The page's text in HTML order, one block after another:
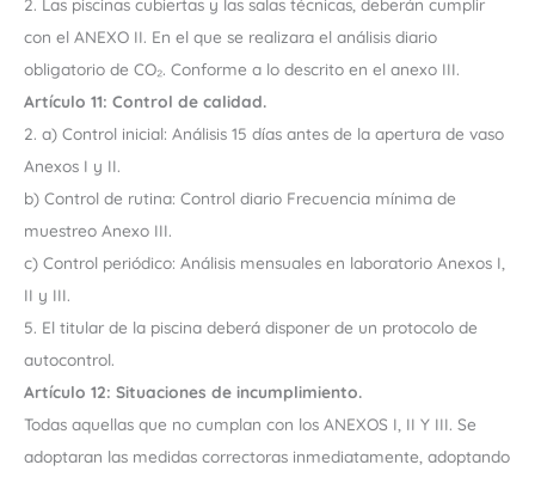
2. Las piscinas cubiertas y las salas técnicas, deberán cumplir
con el ANEXO II. En el que se realizara el análisis diario
obligatorio de CO₂. Conforme a lo descrito en el anexo III.
Artículo 11: Control de calidad.
2. a) Control inicial: Análisis 15 días antes de la apertura de vaso
Anexos I y II.
b) Control de rutina: Control diario Frecuencia mínima de
muestreo Anexo III.
c) Control periódico: Análisis mensuales en laboratorio Anexos I,
II y III.
5. El titular de la piscina deberá disponer de un protocolo de
autocontrol.
Artículo 12: Situaciones de incumplimiento.
Todas aquellas que no cumplan con los ANEXOS I, II Y III. Se
adoptaran las medidas correctoras inmediatamente, adoptando